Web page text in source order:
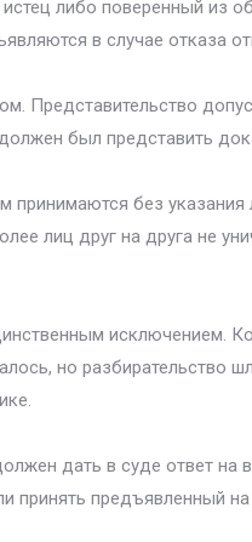
либо поверенный из
в случае отказа
Представительство
был представить
принимаются без указания
лиц друг на друга не
исключением.
но разбирательство
дать в суде ответ
принять предъявленный на